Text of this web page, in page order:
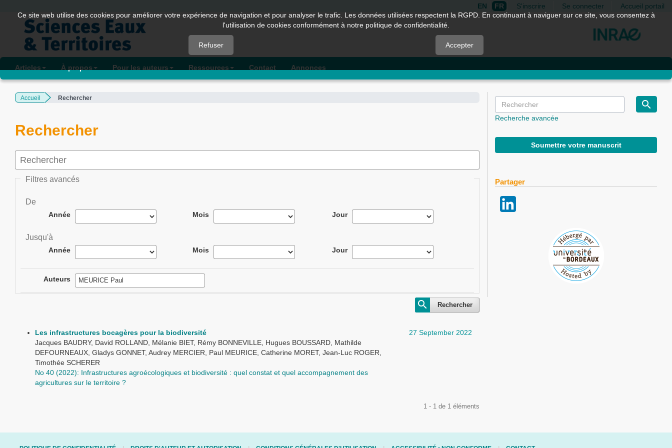
Quick
jump
page
content
Navigation
Main
Sidebar
EN FR S'inscrire Se connecter Accueil portail
Articles À propos Pour les auteurs Ressources Contact Annonces
Accueil Rechercher
Rechercher
Filtres avancés
De
Année Mois Jour
Jusqu'à
Année Mois Jour
Auteurs
Rechercher
27 September 2022
Les infrastructures bocagères pour la biodiversité
Jacques BAUDRY, David ROLLAND, Mélanie BIET, Rémy BONNEVILLE, Hugues BOUSSARD, Mathilde
DEFOURNEAUX, Gladys GONNET, Audrey MERCIER, Paul MEURICE, Catherine MORET, Jean-Luc ROGER,
Timothée SCHERER
No 40 (2022): Infrastructures agroécologiques et biodiversité : quel constat et quel accompagnement des
agricultures sur le territoire ?
1 - 1 de 1 éléments
Recherche avancée
Soumettre votre manuscrit
Partager
Ce site web utilise des cookies pour améliorer votre expérience de navigation et pour analyser le trafic. Les données utilisées respectent la RGPD. En continuant à naviguer sur ce site, vous consentez à
l'utilisation de cookies conformément à notre politique de confidentialité.
Refuser Accepter